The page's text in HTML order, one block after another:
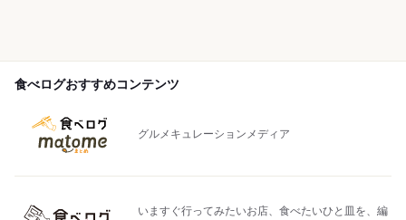
食べログおすすめコンテンツ
グルメキュレーションメディア
いますぐ行ってみたいお店、食べたいひと皿を、編